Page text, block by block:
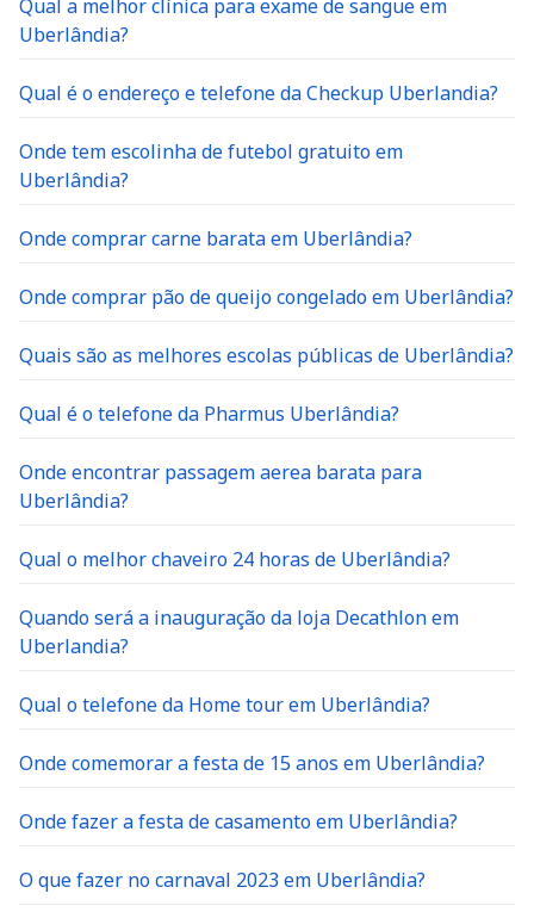
Qual a melhor clínica para exame de sangue em
Uberlândia?
Qual é o endereço e telefone da Checkup Uberlandia?
Onde tem escolinha de futebol gratuito em
Uberlândia?
Onde comprar carne barata em Uberlândia?
Onde comprar pão de queijo congelado em Uberlândia?
Quais são as melhores escolas públicas de Uberlândia?
Qual é o telefone da Pharmus Uberlândia?
Onde encontrar passagem aerea barata para
Uberlândia?
Qual o melhor chaveiro 24 horas de Uberlândia?
Quando será a inauguração da loja Decathlon em
Uberlandia?
Qual o telefone da Home tour em Uberlândia?
Onde comemorar a festa de 15 anos em Uberlândia?
Onde fazer a festa de casamento em Uberlândia?
O que fazer no carnaval 2023 em Uberlândia?